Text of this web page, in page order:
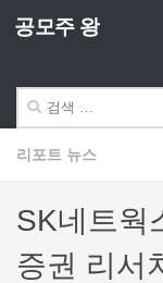
Skip to content
공모주 왕
리포트 뉴스
SK네트웍
증권 리서